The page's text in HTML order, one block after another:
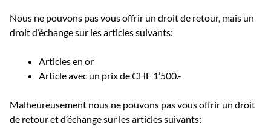
Nous ne pouvons pas vous offrir un droit de retour, mais un
droit d’échange sur les articles suivants:
Articles en or
Article avec un prix de CHF 1’500.-
Malheureusement nous ne pouvons pas vous offrir un droit
de retour et d’échange sur les articles suivants: